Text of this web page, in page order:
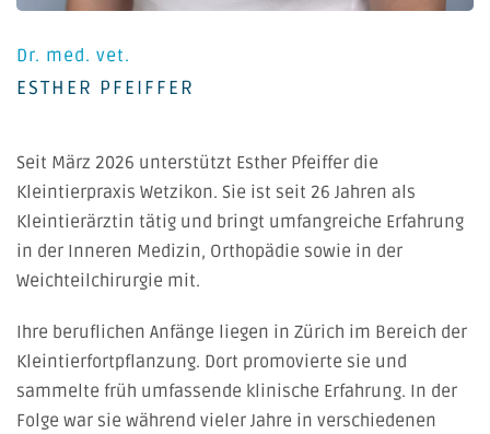
Dr. med. vet.
ESTHER PFEIFFER
Seit März 2026 unterstützt Esther Pfeiffer die
Kleintierpraxis Wetzikon. Sie ist seit 26 Jahren als
Kleintierärztin tätig und bringt umfangreiche Erfahrung
in der Inneren Medizin, Orthopädie sowie in der
Weichteilchirurgie mit.
Ihre beruflichen Anfänge liegen in Zürich im Bereich der
Kleintierfortpflanzung. Dort promovierte sie und
sammelte früh umfassende klinische Erfahrung. In der
Folge war sie während vieler Jahre in verschiedenen